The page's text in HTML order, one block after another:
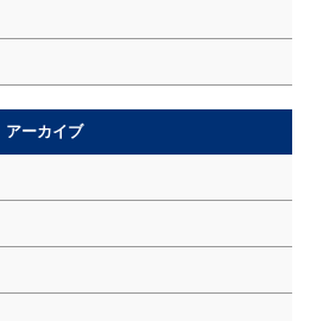
アーカイブ